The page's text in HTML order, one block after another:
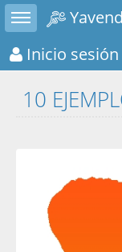
Toggle sidebar
Inicio sesión
10